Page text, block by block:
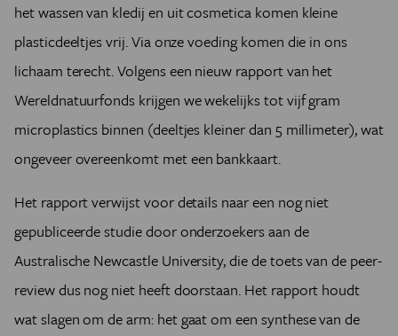
het wassen van kledij en uit cosmetica komen kleine
plasticdeeltjes vrij. Via onze voeding komen die in ons
lichaam terecht. Volgens een nieuw rapport van het
Wereldnatuurfonds krijgen we wekelijks tot vijf gram
microplastics binnen (deeltjes kleiner dan 5 millimeter), wat
ongeveer overeenkomt met een bankkaart.
Het rapport verwijst voor details naar een nog niet
gepubliceerde studie door onderzoekers aan de
Australische Newcastle University, die de toets van de peer-
review dus nog niet heeft doorstaan. Het rapport houdt
wat slagen om de arm: het gaat om een synthese van de